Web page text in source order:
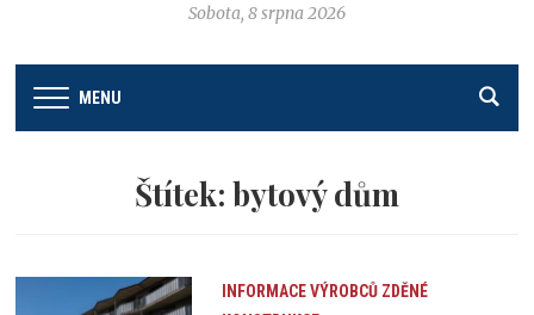
Sobota, 8 srpna 2026
MENU
Štítek: bytový dům
INFORMACE VÝROBCŮ ZDĚNÉ